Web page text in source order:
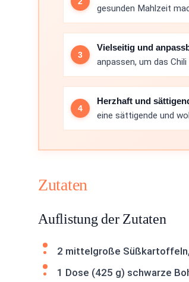
gesunden Mahlzeit
Vielseitig und
anpassen, um das
Herzhaft und
eine sättigende und
Zutaten
Auflistung der Zutaten
2 mittelgroße
1 Dose (425 g) schwarze